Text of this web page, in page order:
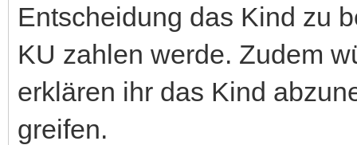
Entscheidung das Kind zu
KU zahlen werde. Zudem
erklären ihr das Kind
greifen.